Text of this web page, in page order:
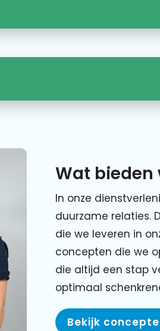
Wat bieden
In onze
duurzame relaties.
die we leveren in
concepten die we
die altijd een stap
optimaal
Bekijk